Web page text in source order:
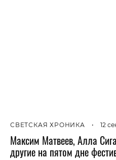
СВЕТСКАЯ ХРОНИКА • 12
Максим Матвеев, Алла
другие на пятом дне